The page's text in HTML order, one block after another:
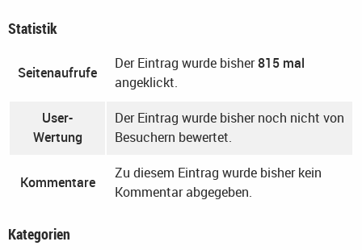
Statistik
Seitenaufrufe
Der Eintrag wurde bisher815 mal
angeklickt.
User-
Wertung
Der Eintrag wurde bisher noch nicht von
Besuchern bewertet.
Kommentare
Zu diesem Eintrag wurde bisher kein
Kommentar abgegeben.
Kategorien